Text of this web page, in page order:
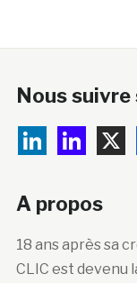
Nous suivre
A propos
18 ans après sa
CLIC est devenu